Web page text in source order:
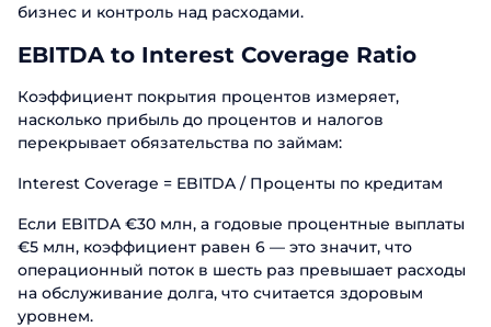
бизнес и контроль над расходами.
EBITDA to Interest Coverage Ratio
Коэффициент покрытия процентов измеряет,
насколько прибыль до процентов и налогов
перекрывает обязательства по займам:
Interest Coverage = EBITDA / Проценты по кредитам
Если EBITDA €30 млн, а годовые процентные выплаты
€5 млн, коэффициент равен 6 — это значит, что
операционный поток в шесть раз превышает расходы
на обслуживание долга, что считается здоровым
уровнем.